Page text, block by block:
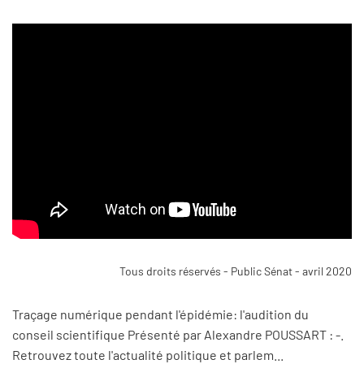
Tous droits réservés - Public Sénat - avril 2020
Traçage numérique pendant l'épidémie: l'audition du
conseil scientifique Présenté par Alexandre POUSSART : -.
Retrouvez toute l'actualité politique et parlem...